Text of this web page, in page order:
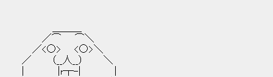
／⌒ ⌒＼
／<○> <○>＼
／ （__人__） ＼
| |r┬-| |